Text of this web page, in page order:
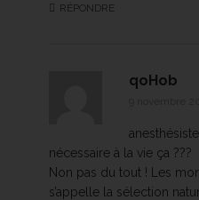
RÉPONDRE
qoHob
nécessaire à la vie ça ???
Non pas du tout ! Les
s’appelle la sélection